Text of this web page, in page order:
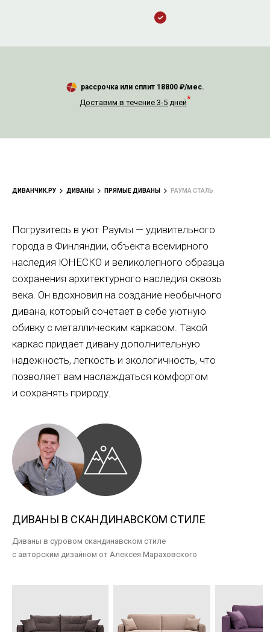
рассрочка или сплит 18800 ₽/мес.
Доставим в течение 3-5 дней*
ДИВАНЧИК.РУ ДИВАНЫ ПРЯМЫЕ ДИВАНЫ РАУМА СТАЛЬ
Погрузитесь в уют Раумы — удивительного
города в Финляндии, объекта всемирного
наследия ЮНЕСКО и великолепного образца
сохранения архитектурного наследия сквозь
века. Он вдохновил на создание необычного
дивана, который сочетает в себе уютную
обивку с металлическим каркасом. Такой
каркас придает дивану дополнительную
надежность, легкость и экологичность, что
позволяет вам наслаждаться комфортом
и сохранять природу.
ДИВАНЫ В СКАНДИНАВСКОМ СТИЛЕ
Диваны в суровом скандинавском стиле
с авторским дизайном от Алексея Мараховского